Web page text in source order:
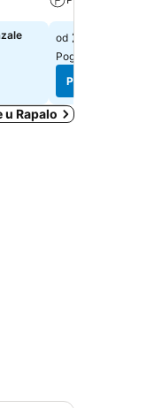
od 248 €
Pogledaj cene sa
Pogledaj cene
u Rapalo